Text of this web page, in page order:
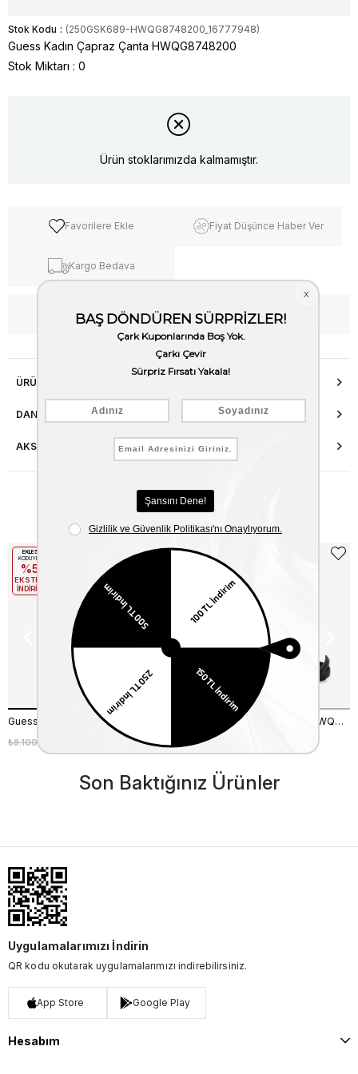
Stok Kodu (250GSK689-HWQG8748200_16777948)
Guess Kadın Çapraz Çanta HWQG8748200
Stok Miktarı : 0
Ürün stoklarımızda kalmamıştır.
Favorilere Ekle Fiyat Düşünce Haber Ver
Kargo Bedava
WhatsApp’tan Bilgi Al
ÜRÜN ÖZELLIKLERI
DANIŞMA HATTI
AKSESUAR ONARIMI
Benzer Ürünler
₺8.100,00
EKLE5
KODUYLA
%5
EKSTRA
İNDİRİM
Guess Kadın Çapraz Çanta HWQG9508140
₺6.650,00
EKLE5
KODUYLA
Son Baktığınız Ürünler
Uygulamalarımızı İndirin
QR kodu okutarak uygulamalarımızı indirebilirsiniz.
App Store Google Play
Hesabım